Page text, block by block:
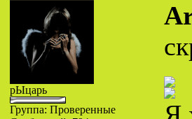
рЫцарь
Группа: Проверенные